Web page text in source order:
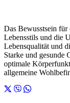
Das Bewusstsein für
Lebensstils und die
Lebensqualität und
Starke und gesunde
optimale
allgemeine